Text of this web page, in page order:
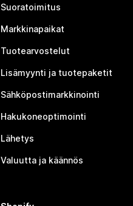
Suoratoimitus
Markkinapaikat
Tuotearvostelut
Lisämyynti ja tuotepaketit
Sähköpostimarkkinointi
Hakukoneoptimointi
Lähetys
Valuutta ja käännös